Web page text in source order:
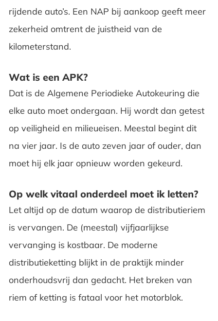
rijdende auto’s. Een NAP bij aankoop geeft meer
zekerheid omtrent de juistheid van de
kilometerstand.
Wat is een APK?
Dat is de Algemene Periodieke Autokeuring die
elke auto moet ondergaan. Hij wordt dan getest
op veiligheid en milieueisen. Meestal begint dit
na vier jaar. Is de auto zeven jaar of ouder, dan
moet hij elk jaar opnieuw worden gekeurd.
Op welk vitaal onderdeel moet ik letten?
Let altijd op de datum waarop de distributieriem
is vervangen. De (meestal) vijfjaarlijkse
vervanging is kostbaar. De moderne
distributieketting blijkt in de praktijk minder
onderhoudsvrij dan gedacht. Het breken van
riem of ketting is fataal voor het motorblok.